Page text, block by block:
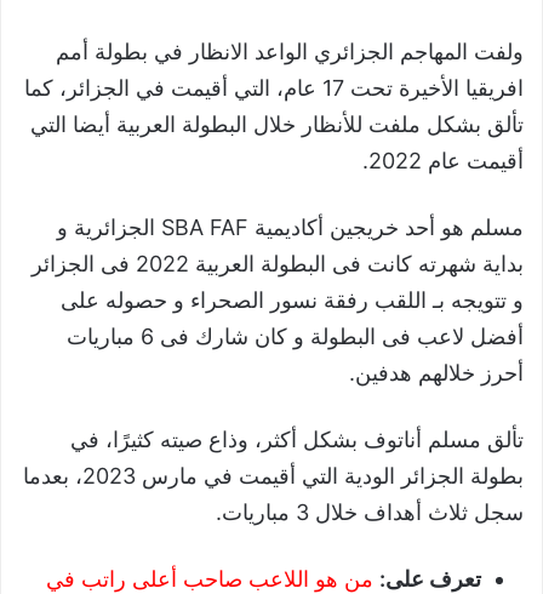
ولفت المهاجم الجزائري الواعد الانظار في بطولة أمم
افريقيا الأخيرة تحت 17 عام، التي أقيمت في الجزائر، كما
تألق بشكل ملفت للأنظار خلال البطولة العربية أيضا التي
أقيمت عام 2022.
مسلم هو أحد خريجين أكاديمية SBA FAF الجزائرية و
بداية شهرته كانت فى البطولة العربية 2022 فى الجزائر
و تتويجه بـ اللقب رفقة نسور الصحراء و حصوله على
أفضل لاعب فى البطولة و كان شارك فى 6 مباريات
أحرز خلالهم هدفين.
تألق مسلم أناتوف بشكل أكثر، وذاع صيته كثيرًا، في
بطولة الجزائر الودية التي أقيمت في مارس 2023، بعدما
سجل ثلاث أهداف خلال 3 مباريات.
تعرف على: من هو اللاعب صاحب أعلى راتب في